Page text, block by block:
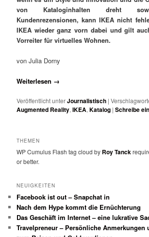
von Kataloginhalten dreht
Kundenrezensionen, kann IKEA nicht
IKEA wieder ganz vorn dabei und gilt
Vorreiter für virtuelles Wohnen.
von Julia Dorny
Weiterlesen →
Veröffentlicht unterJournalistisch |
Augmented Reality,IKEA,Katalog |Schreibe
THEMEN
WP Cumulus Flash tag cloud by Roy Tanck
or better.
NEUIGKEITEN
Facebook ist out – Snapchat in
Nach dem Hype kommt die Ernüchterung
Das Geschäft im Internet – eine lukrative
Travelpreneur – Persönliche Anmerkungen